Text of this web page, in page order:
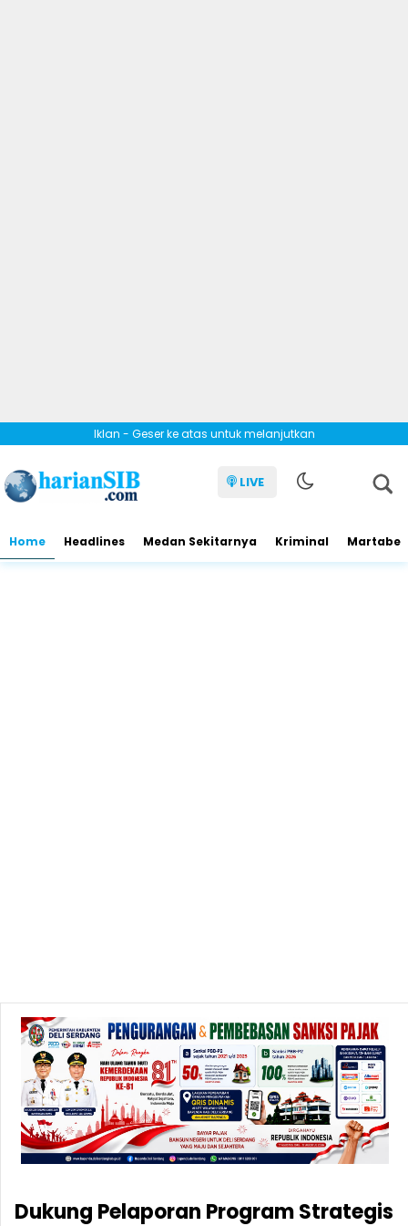
Iklan - Geser ke atas untuk melanjutkan
LIVE
Home Headlines Medan Sekitarnya Kriminal Martabe
Dukung Pelaporan Program Strategis